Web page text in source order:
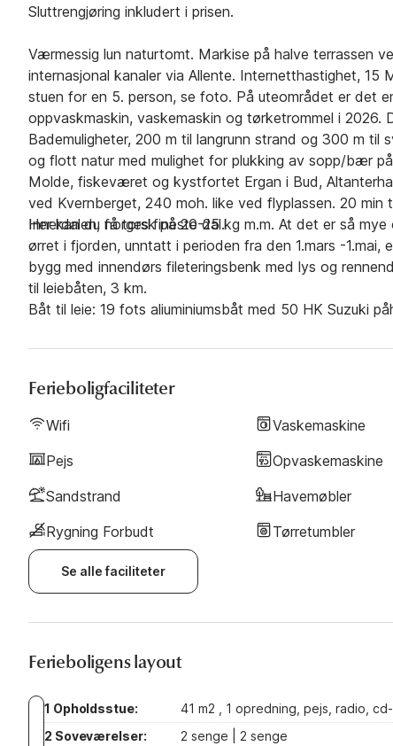
Sluttrengjøring inkludert i prisen.
Værmessig lun naturtomt. Markise på halve terrassen
internasjonal kanaler via Allente. Internetthastighet, 15
stuen for en 5. person, se foto. På uteområdet er det
oppvaskmaskin, vaskemaskin og tørketrommel i
Bademuligheter, 200 m til langrunn strand og 300 m til
og flott natur med mulighet for plukking av sopp/bær
Molde, fiskeværet og kystfortet Ergan i Bud,
ved Kvernberget, 240 moh. like ved flyplassen. 20 min
Innerdalen, norges fineste dal.
Her kan du få torsk på 20-25 kg m.m. At det er så
ørret i fjorden, unntatt i perioden fra den 1.mars -
bygg med innendørs fileteringsbenk med lys og
til leiebåten, 3 km.
Båt til leie: 19 fots aliuminiumsbåt med 50 HK Suzuki
Ferieboligfaciliteter
Wifi Vaskemaskine
Pejs
Opvaskemaskine
Sandstrand
Havemøbler
Rygning Forbudt
Tørretumbler
Se alle faciliteter
Ferieboligens layout
1 Opholdsstue:
41 m2 , 1 opredning, pejs, radio,
2 Soveværelser:
2 senge | 2 senge